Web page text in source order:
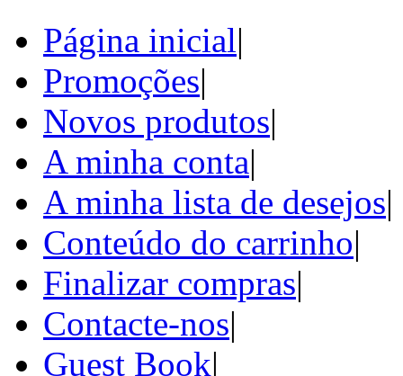
Página inicial|
Promoções|
Novos produtos|
A minha conta|
A minha lista de desejos|
Conteúdo do carrinho|
Finalizar compras|
Contacte-nos|
Guest Book|